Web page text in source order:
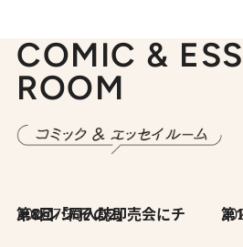
COMIC &
ROOM
2026.7.30
第8回「同人誌即売会にチャレンジ その2」 第